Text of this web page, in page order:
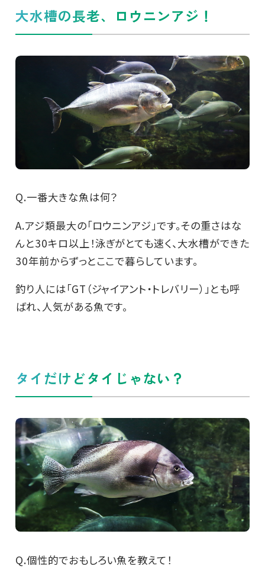
大水槽の長老、ロウニンアジ！
Q.一番大きな魚は何？
A.アジ類最大の「ロウニンアジ」です。その重さはな
んと30キロ以上！泳ぎがとても速く、大水槽ができた
30年前からずっとここで暮らしています。
釣り人には「GT（ジャイアント・トレバリー）」とも呼
ばれ、人気がある魚です。
タイだけどタイじゃない？
Q.個性的でおもしろい魚を教えて！